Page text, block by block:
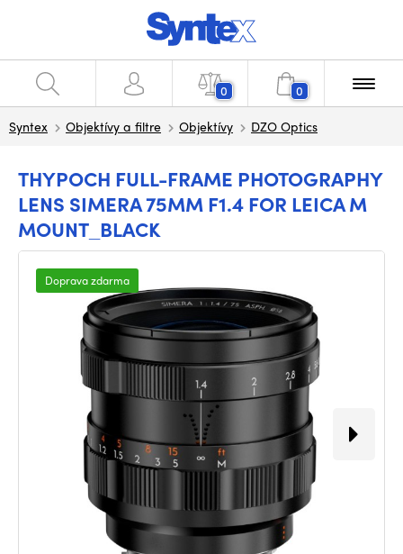
0 0
Syntex Objektívy a filtre Objektívy DZO Optics
THYPOCH FULL-FRAME PHOTOGRAPHY
LENS SIMERA 75MM F1.4 FOR LEICA M
MOUNT_BLACK
Doprava zdarma